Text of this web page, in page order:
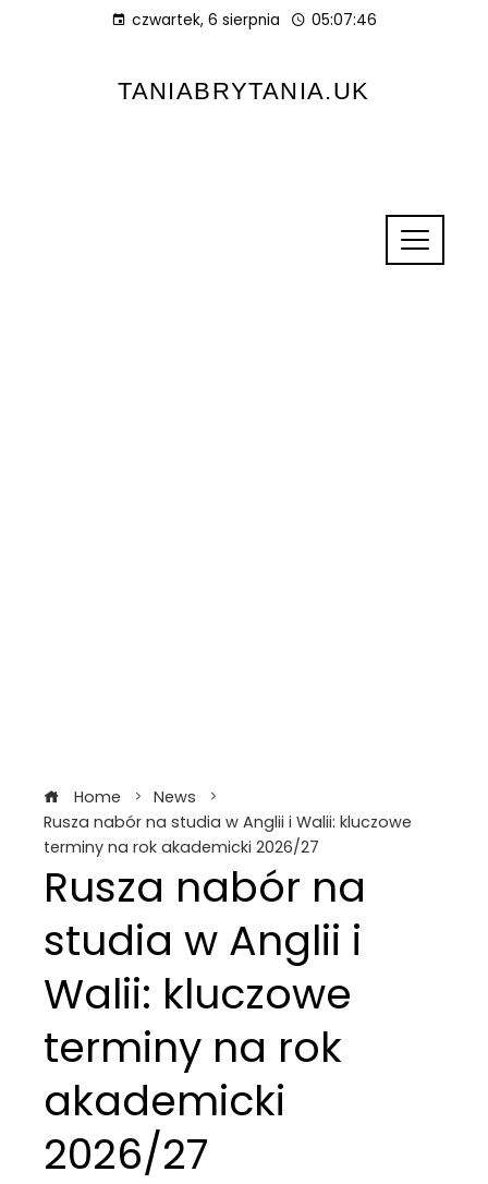
czwartek, 6 sierpnia 05:07:46
TANIABRYTANIA.UK
Home
News
Rusza nabór na studia w Anglii i Walii: kluczowe
terminy na rok akademicki 2026/27
Rusza nabór na
studia w Anglii i
Walii: kluczowe
terminy na rok
akademicki
2026/27